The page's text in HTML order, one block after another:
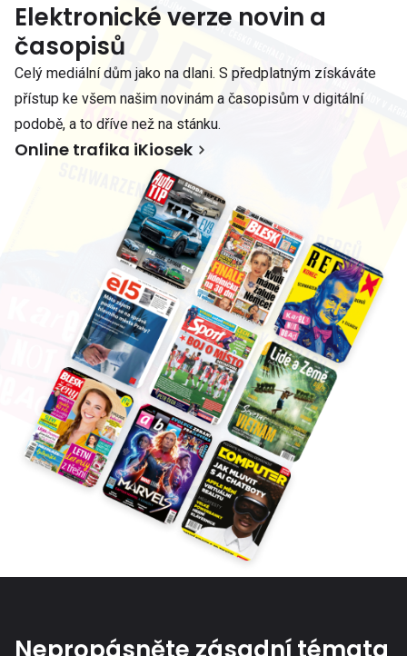
Elektronické verze novin a
časopisů
Celý mediální dům jako na dlani. S předplatným získáváte
přístup ke všem našim novinám a časopisům v digitální
podobě, a to dříve než na stánku.
Online trafika iKiosek